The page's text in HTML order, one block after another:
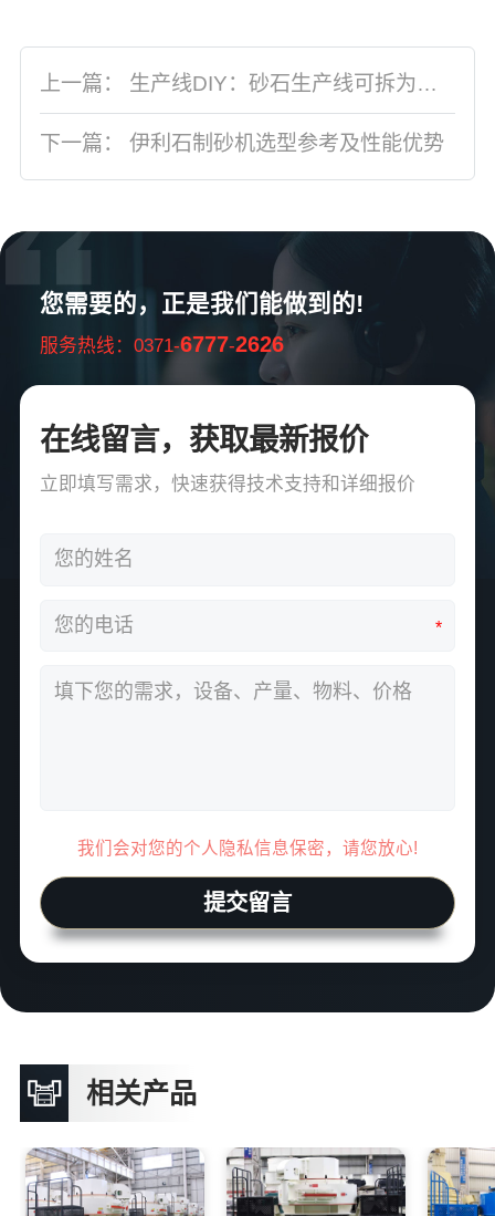
上一篇： 生产线DIY：砂石生产线可拆为石料和制砂两种生产线
下一篇： 伊利石制砂机选型参考及性能优势
您需要的，正是我们能做到的!
服务热线：0371-6777-2626
在线留言，获取最新报价
立即填写需求，快速获得技术支持和详细报价
*
我们会对您的个人隐私信息保密，请您放心!
提交留言
相关产品